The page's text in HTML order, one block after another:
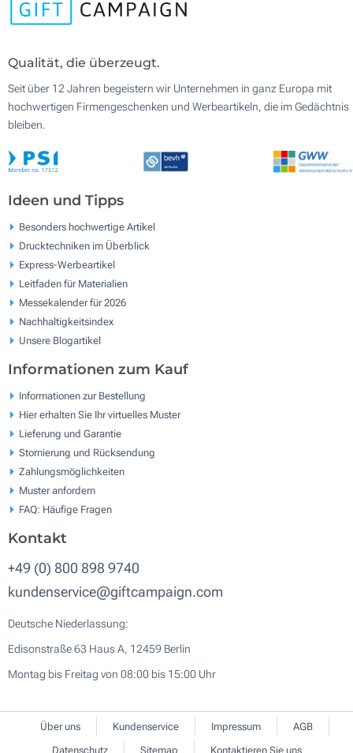
Qualität, die überzeugt.
Seit über 12 Jahren begeistern wir Unternehmen in ganz Europa mit
hochwertigen Firmengeschenken und Werbeartikeln, die im Gedächtnis
bleiben.
Ideen und Tipps
Besonders hochwertige Artikel
Drucktechniken im Überblick
Express-Werbeartikel
Leitfaden für Materialien
Messekalender für 2026
Nachhaltigkeitsindex
Unsere Blogartikel
Informationen zum Kauf
Informationen zur Bestellung
Hier erhalten Sie Ihr virtuelles Muster
Lieferung und Garantie
Stornierung und Rücksendung
Zahlungsmöglichkeiten
Muster anfordern
FAQ: Häufige Fragen
Kontakt
+49 (0) 800 898 9740
kundenservice@giftcampaign.com
Deutsche Niederlassung:
Edisonstraße 63 Haus A, 12459 Berlin
Montag bis Freitag von 08:00 bis 15:00 Uhr
Über uns Kundenservice Impressum
AGB
Datenschutz
Sitemap Kontaktieren Sie uns